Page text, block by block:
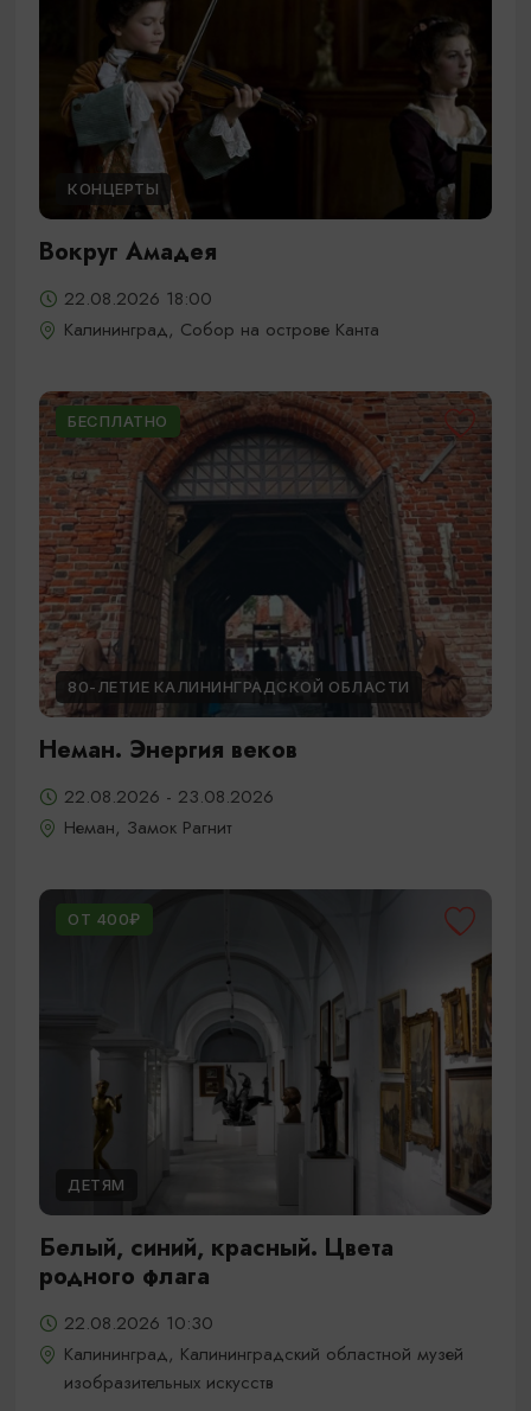
КОНЦЕРТЫ
Вокруг Амадея
22.08.2026 18:00
Калининград, Собор на острове Канта
БЕСПЛАТНО
80-ЛЕТИЕ КАЛИНИНГРАДСКОЙ ОБЛАСТИ
Неман. Энергия веков
22.08.2026 - 23.08.2026
Неман, Замок Рагнит
ОТ 400₽
ДЕТЯМ
Белый, синий, красный. Цвета
родного флага
22.08.2026 10:30
Калининград, Калининградский областной музей
изобразительных искусств